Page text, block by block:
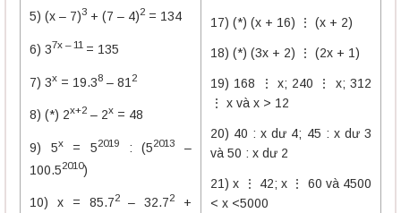
5) (x – 7)3 + (7 – 4)2 = 134
6) 37x – 11 = 135
7) 3x = 19.38 – 81 2
8) (*) 2x+2 – 2x = 48
9) 5x= 52019 : (52013
–
100.52010)
10) x = 85.72– 32.72
+
17) (*) (x + 16) ⋮ (x + 2)
18) (*) (3x + 2) ⋮ (2x + 1)
19) 168 ⋮ x; 240 ⋮ x; 312
⋮ x và x > 12
20) 40 : x dư 4; 45 : x dư 3
và 50 : x dư 2
21) x ⋮ 42; x ⋮ 60 và 4500
< x <5000